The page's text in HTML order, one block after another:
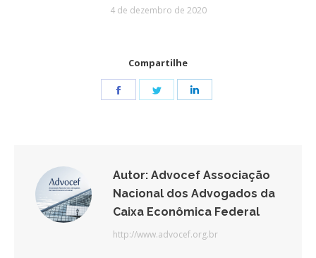
4 de dezembro de 2020
Compartilhe
Share
Share
Autor: Advocef Associação
Nacional dos Advogados da
Caixa Econômica Federal
http://www.advocef.org.br